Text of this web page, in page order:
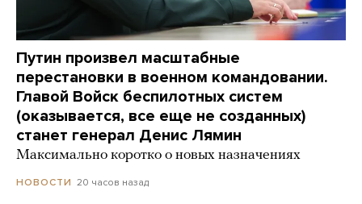
Путин произвел масштабные
перестановки в военном командовании.
Главой Войск беспилотных систем
(оказывается, все еще не созданных)
станет генерал Денис Лямин
Максимально коротко о новых назначениях
НОВОСТИ 20 часов назад